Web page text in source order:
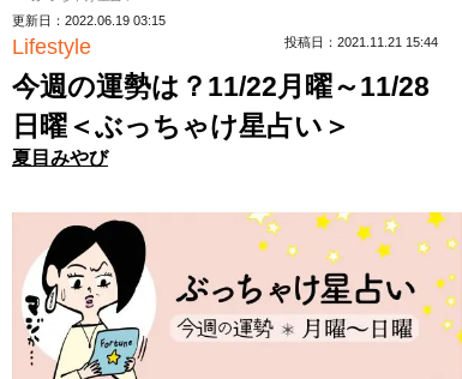
更新日：2022.06.19 03:15
Lifestyle 投稿日：2021.11.21 15:44
今週の運勢は？11/22月曜～11/28
日曜＜ぶっちゃけ星占い＞
夏目みやび